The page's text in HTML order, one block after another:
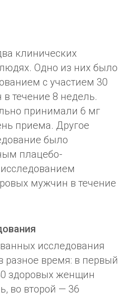
клинических
Одно из них было
с участием 30
течение 8 недель.
принимали 6 мг
приема. Другое
было
плацебо-
мужчин в течение
исследования
время: в первый
здоровых женщин
во второй — 36